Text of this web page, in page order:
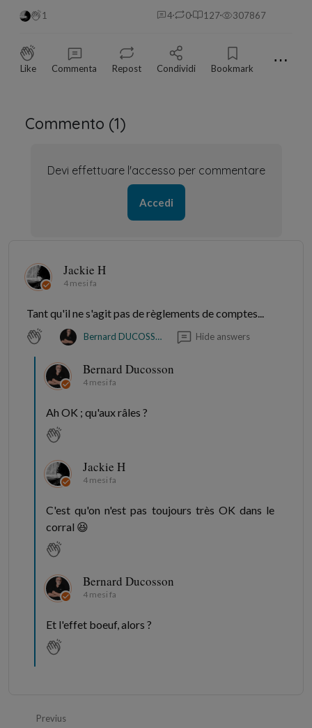
1 4 0 127 307867
Like Commenta Repost Condividi Bookmark ⋯
Commento (1)
Devi effettuare l'accesso per commentare
Accedi
Jackie H
4 mesi fa
Tant qu'il ne s'agit pas de règlements de comptes...
Bernard DUCOSSON Hide answers
Bernard Ducosson
4 mesi fa
Ah OK ; qu'aux râles ?
Jackie H
4 mesi fa
C'est qu'on n'est pas toujours très OK dans le
corral 😆
Bernard Ducosson
4 mesi fa
Et l'effet boeuf, alors ?
Previus